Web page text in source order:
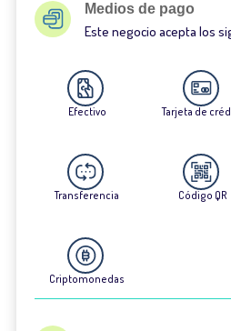
Medios de pago
Este negocio acepta los
Efectivo Tarjeta de
Transferencia Código QR
Criptomonedas